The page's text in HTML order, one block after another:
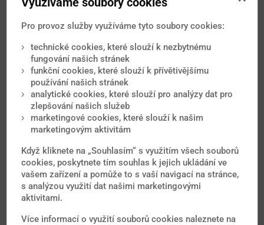
Původcem nemoci je bakterie Clostridium tetani. Za
příznaky onemocnění je zodpovědný toxin...
Zarděnky jsou virové onemocnění vyvolané virem
zarděnek. Zdrojem nemoci je člověk s viditelnými...
Záškrt
Záškrt je bakteriální onemocnění vyvolané bakterií
Corynebacterium diphtheriae. Onemocnění se...
Fotogalerie Spojené státy americké(1/4)
Pro provoz služby využíváme tyto soubory cookies:
technické cookies, které slouží k nezbytnému
fungování našich stránek
funkční cookies, které slouží k přívětivějšímu
používání našich stránek
analytické cookies, které slouží pro analýzy dat pro
zlepšování našich služeb
marketingové cookies, které slouží k našim
marketingovým aktivitám
Když kliknete na „Souhlasím“ s využitím všech souborů
cookies, poskytnete tím souhlas k jejich ukládání ve
vašem zařízení a pomůže to s vaší navigací na stránce,
s analýzou využití dat našimi marketingovými
aktivitami.
Více informací o využití souborů cookies naleznete na